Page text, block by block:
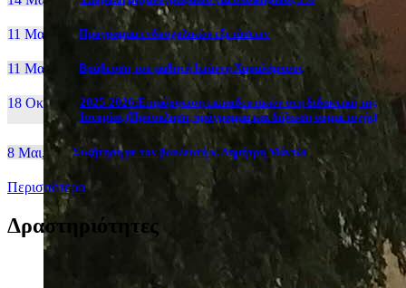
11 Μαι, 26 Πρόγραμμα ενδοσχολικών εξετάσεων
11 Μαι, 26 Βράβευση του μαθητή Ιωάννη Χαραλάμπους
18 Οκτ, 25
2025-2026:Επιμόρφωση εκπαιδευτικών στη διδακτική της
Ιστορίας (Πρόσκληση, πρόγραμμα και δήλωση συμμετοχής)
8 Μαι, 26 Συζήτηση με τον βουλευτή κ. Δημήτρη Μάντζο
Περισσότερα
Δραστηριότητες